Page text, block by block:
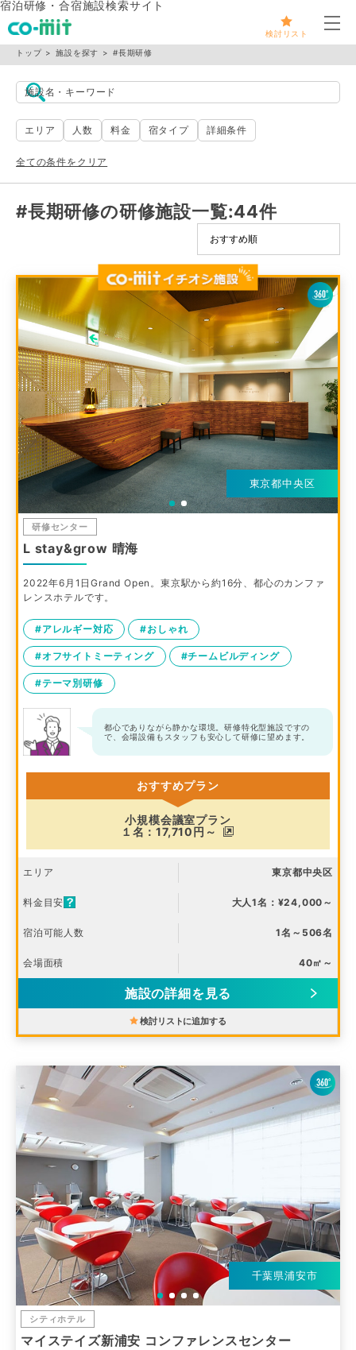
宿泊研修・合宿施設検索サイト
検討リスト
メ
トップ 施設を探す #長期研修
施設名・キーワード
エリア 人数 料金 宿タイプ 詳細条件
全ての条件をクリア
#長期研修の研修施設一覧:44件
東京都中央区
研修センター
L stay&grow 晴海
2022年6月1日Grand Open。東京駅から約16分、都心のカンファ
レンスホテルです。
#アレルギー対応 #おしゃれ
#オフサイトミーティング #チームビルディング
#テーマ別研修
都心でありながら静かな環境。研修特化型施設ですの
で、会場設備もスタッフも安心して研修に望めます。
おすすめプラン
小規模会議室プラン
１名：17,710円～
エリア 東京都中央区
料金目安 大人1名：¥24,000～
宿泊可能人数 1名～506名
会場面積 40㎡～
施設の詳細を見る
検討リストに追加する
千葉県浦安市
シティホテル
マイステイズ新浦安 コンファレンスセンター